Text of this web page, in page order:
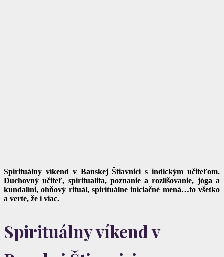
Spirituálny víkend v Banskej Štiavnici s indickým učiteľom.
Duchovný učiteľ, spiritualita, poznanie a rozlišovanie, jóga a
kundalíni, ohňový rituál, spirituálne iniciačné mená…to všetko
a verte, že i viac.
Spirituálny víkend v